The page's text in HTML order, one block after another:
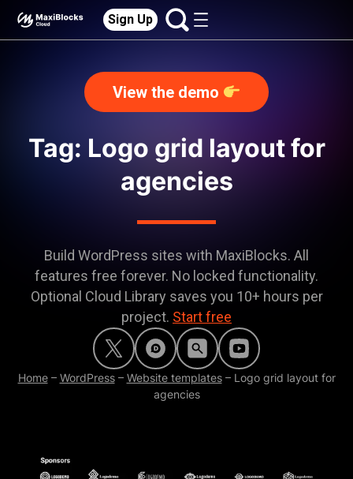
Sign Up
View the demo
Tag: Logo grid layout for
agencies
Build WordPress sites with MaxiBlocks. All
features free forever. No locked functionality.
Optional Cloud Library saves you 10+ hours per
project. Start free
Home– WordPress– Website templates– Logo grid layout for
agencies